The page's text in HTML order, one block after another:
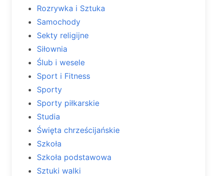
Rozrywka i Sztuka
Samochody
Sekty religijne
Siłownia
Ślub i wesele
Sport i Fitness
Sporty
Sporty piłkarskie
Studia
Święta chrześcijańskie
Szkoła
Szkoła podstawowa
Sztuki walki